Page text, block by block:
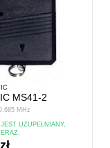
MS41-2
MHz
UZUPEŁNIANY,